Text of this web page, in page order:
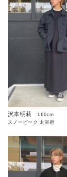
沢本明莉
160cm
スノーピーク 太宰府